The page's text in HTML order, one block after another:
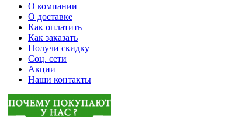
О компании
О доставке
Как оплатить
Как заказать
Получи скидку
Соц. сети
Акции
Наши контакты